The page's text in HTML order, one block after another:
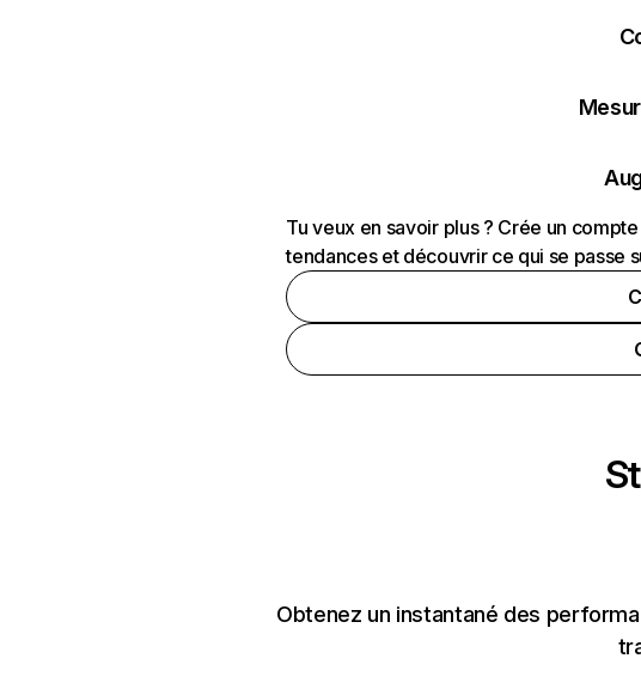
Tu veux en savoir plus ? Crée un
tendances et découvrir ce qui se passe
Obtenez un instantané des